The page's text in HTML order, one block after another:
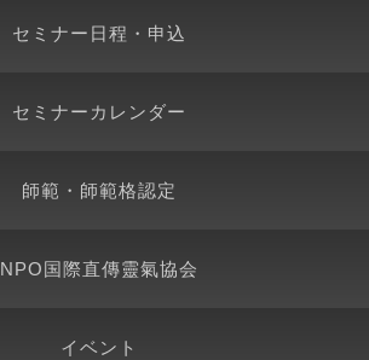
セミナー日程・申込
セミナーカレンダー
師範・師範格認定
NPO国際直傳靈氣協会
イベント